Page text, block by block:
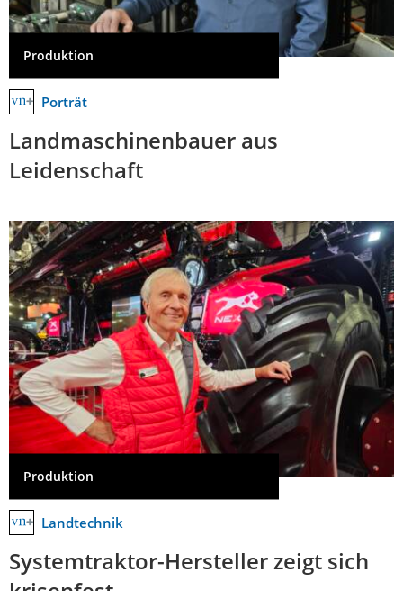
Produktion
Porträt
Landmaschinenbauer aus
Leidenschaft
Produktion
Landtechnik
Systemtraktor-Hersteller zeigt sich